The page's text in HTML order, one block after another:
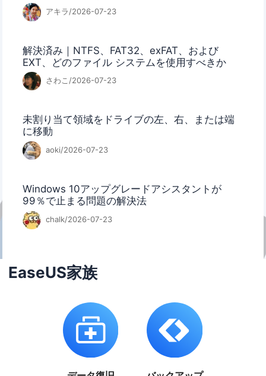
アキラ/2026-07-23
解決済み｜NTFS、FAT32、exFAT、および
EXT、どのファイル システムを使用すべきか
さわこ/2026-07-23
未割り当て領域をドライブの左、右、または端
に移動
aoki/2026-07-23
Windows 10アップグレードアシスタントが
99％で止まる問題の解決法
chalk/2026-07-23
EaseUS家族